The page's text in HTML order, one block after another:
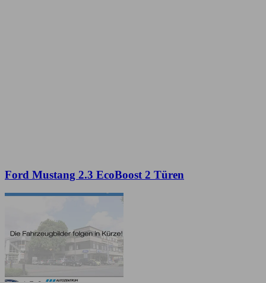
Ford Mustang 2.3 EcoBoost 2 Türen